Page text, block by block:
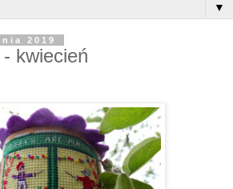
▼
2019
kwiecień